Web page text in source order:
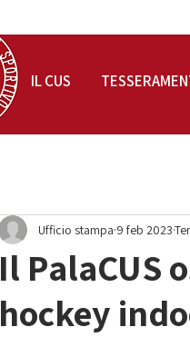
Il PalaCUS
hockey
Ufficio stampa 9 feb 2023
IL CUS